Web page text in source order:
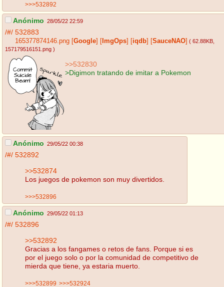
>>>532892
Anónimo 28/05/22 22:59
/#/ 532883
165377874146.png Google ImgOps iqdb SauceNAO ( 62.88KB
157179516151.png )
>>532830
>Digimon tratando de imitar a Pokemon
Anónimo 29/05/22 00:38
/#/ 532892
>>532874
Los juegos de pokemon son muy divertidos.
>>>532896
Anónimo 29/05/22 01:13
/#/ 532896
>>532892
Gracias a los fangames o retos de fans. Porque si es
por el juego solo o por la comunidad de competitivo de
mierda que tiene, ya estaria muerto.
>>>532899 >>>532924